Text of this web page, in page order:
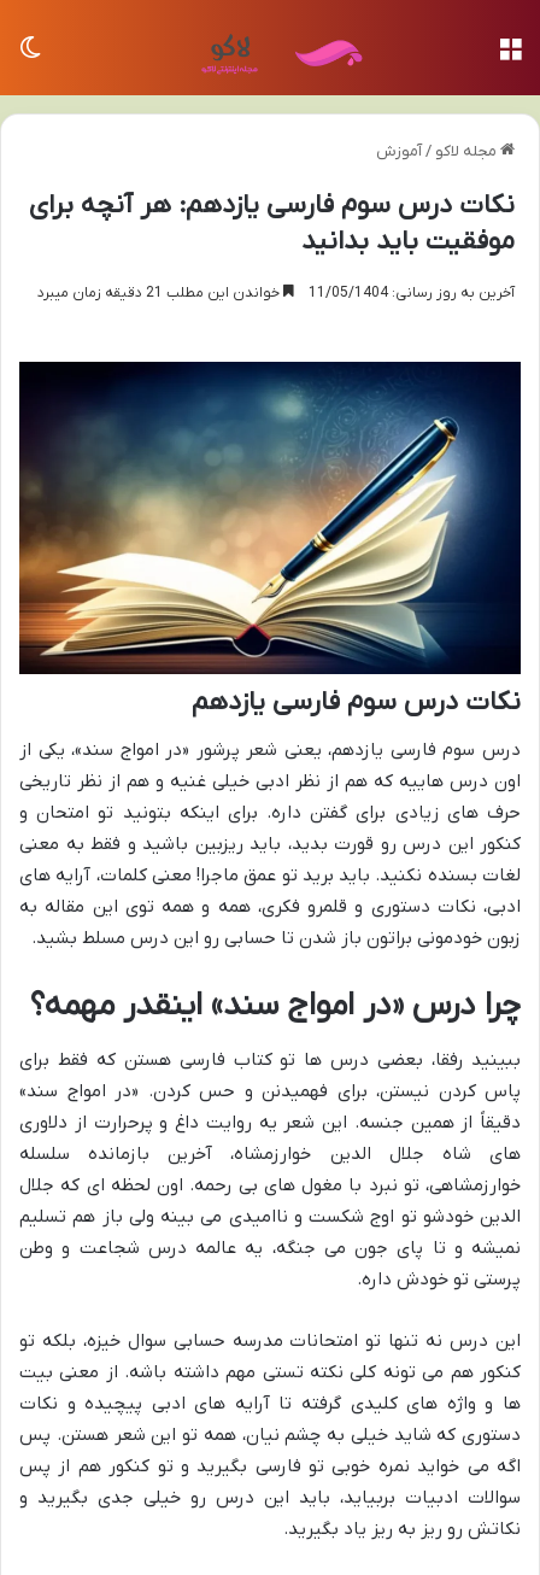
مجله لاکو /آموزش
نکات درس سوم فارسی یازدهم: هر آنچه برای
موفقیت باید بدانید
آخرین به روز رسانی: 11/05/1404 خواندن این مطلب 21 دقیقه زمان میبرد
نکات درس سوم فارسی یازدهم
درس سوم فارسی یازدهم، یعنی شعر پرشور «در امواج سند»، یکی از
اون درس هاییه که هم از نظر ادبی خیلی غنیه و هم از نظر تاریخی
حرف های زیادی برای گفتن داره. برای اینکه بتونید تو امتحان و
کنکور این درس رو قورت بدید، باید ریزبین باشید و فقط به معنی
لغات بسنده نکنید. باید برید تو عمق ماجرا! معنی کلمات، آرایه های
ادبی، نکات دستوری و قلمرو فکری، همه و همه توی این مقاله به
زبون خودمونی براتون باز شدن تا حسابی رو این درس مسلط بشید.
چرا درس «در امواج سند» اینقدر مهمه؟
ببینید رفقا، بعضی درس ها تو کتاب فارسی هستن که فقط برای
پاس کردن نیستن، برای فهمیدنن و حس کردن. «در امواج سند»
دقیقاً از همین جنسه. این شعر یه روایت داغ و پرحرارت از دلاوری
های شاه جلال الدین خوارزمشاه، آخرین بازمانده سلسله
خوارزمشاهی، تو نبرد با مغول های بی رحمه. اون لحظه ای که جلال
الدین خودشو تو اوج شکست و ناامیدی می بینه ولی باز هم تسلیم
نمیشه و تا پای جون می جنگه، یه عالمه درس شجاعت و وطن
پرستی تو خودش داره.
این درس نه تنها تو امتحانات مدرسه حسابی سوال خیزه، بلکه تو
کنکور هم می تونه کلی نکته تستی مهم داشته باشه. از معنی بیت
ها و واژه های کلیدی گرفته تا آرایه های ادبی پیچیده و نکات
دستوری که شاید خیلی به چشم نیان، همه تو این شعر هستن. پس
اگه می خواید نمره خوبی تو فارسی بگیرید و تو کنکور هم از پس
سوالات ادبیات بربیاید، باید این درس رو خیلی جدی بگیرید و
نکاتش رو ریز به ریز یاد بگیرید.